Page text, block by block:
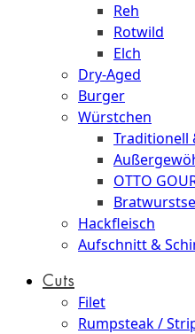
Reh
Rotwild
Elch
Dry-Aged
Burger
Würstchen
Traditionell
OTTO
Hackfleisch
Aufschnitt &
Cuts
Filet
Rumpsteak /